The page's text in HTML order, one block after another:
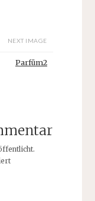
NEXT IMAGE
Parfüm2